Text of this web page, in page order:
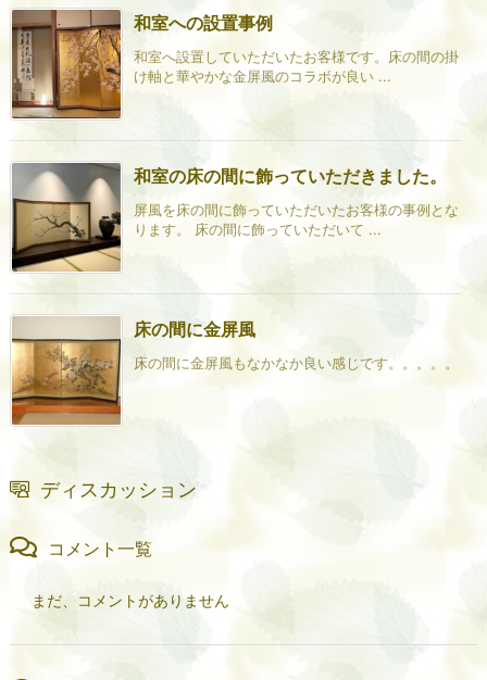
和室への設置事例
和室へ設置していただいたお客様です。床の間の掛
け軸と華やかな金屏風のコラボが良い ...
和室の床の間に飾っていただきました。
屏風を床の間に飾っていただいたお客様の事例とな
ります。 床の間に飾っていただいて ...
床の間に金屏風
床の間に金屏風もなかなか良い感じです。。。。。
ディスカッション
コメント一覧
まだ、コメントがありません